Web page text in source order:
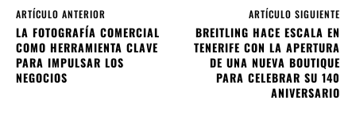
ARTÍCULO ANTERIOR
LA FOTOGRAFÍA COMERCIAL
COMO HERRAMIENTA CLAVE
PARA IMPULSAR LOS
NEGOCIOS
ARTÍCULO SIGUIENTE
BREITLING HACE ESCALA EN
TENERIFE CON LA APERTURA
DE UNA NUEVA BOUTIQUE
PARA CELEBRAR SU 140
ANIVERSARIO